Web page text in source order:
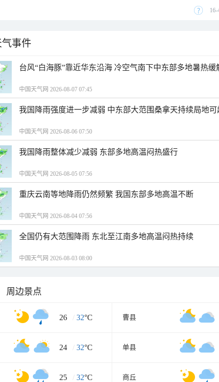
事件
台风“白海豚”靠近华东沿海 冷空气南下中东部多地暑热缓
中国天气网 2026-08-07 07:45
我国降雨强度进一步减弱 中东部大范围桑拿天持续局地
中国天气网 2026-08-06 07:50
我国降雨整体减少减弱 东部多地高温闷热盛行
中国天气网 2026-08-05 07:56
重庆云南等地降雨仍然频繁 我国东部多地高温不断
中国天气网 2026-08-04 07:56
全国仍有大范围降雨 东北至江南多地高温闷热持续
中国天气网 2026-08-03 08:00
周边景点
26 / 32°C 曹县
24 / 32°C 单县
25 / 32°C 商丘